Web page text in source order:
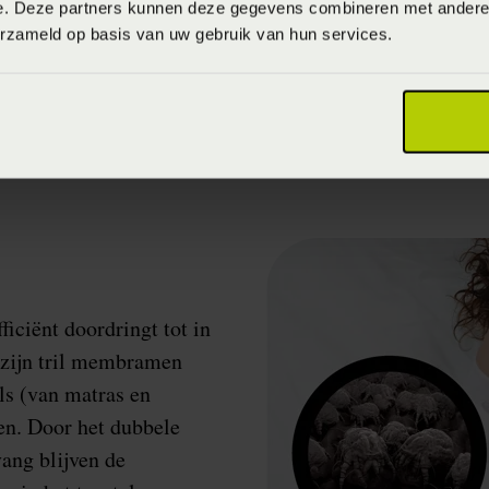
Deze partners kunnen deze gegevens combineren met
op basis van uw gebruik van hun services.
doordringt tot in
tril membramen
(van matras en
Door het dubbele
blijven de